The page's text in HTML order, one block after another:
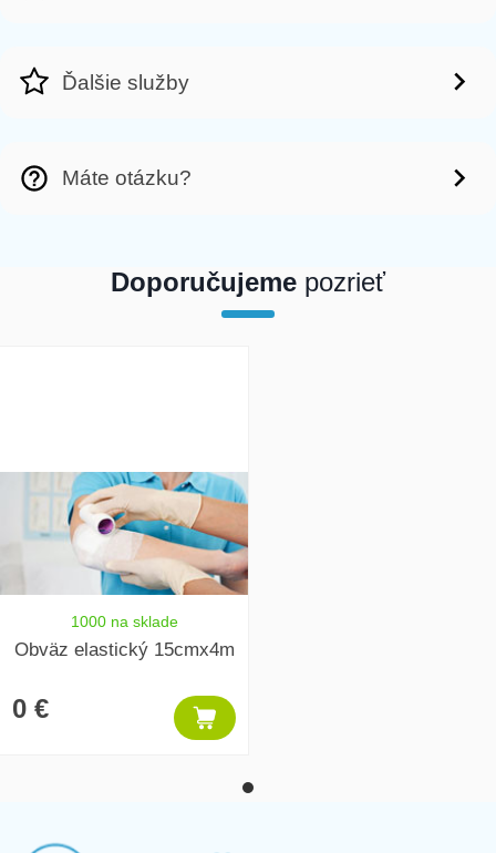
Ďalšie služby
Máte otázku?
Doporučujeme pozrieť
1000 na sklade
Obväz elastický 15cmx4m
0 €